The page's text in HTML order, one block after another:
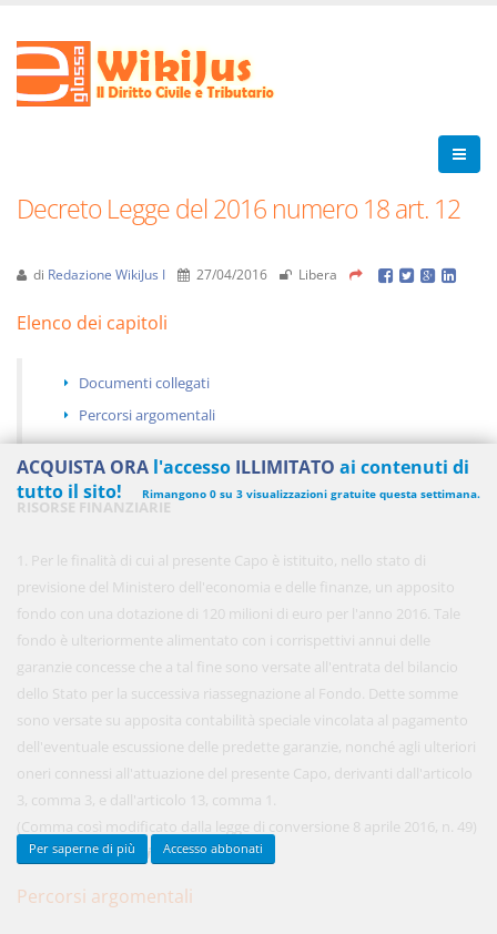
Decreto Legge del 2016 numero 18 art. 12
di Redazione WikiJus I 27/04/2016 Libera
Elenco dei capitoli
Documenti collegati
Percorsi argomentali
RISORSE FINANZIARIE
1. Per le finalità di cui al presente Capo è istituito, nello stato di
previsione del Ministero dell'economia e delle finanze, un apposito
fondo con una dotazione di 120 milioni di euro per l'anno 2016. Tale
fondo è ulteriormente alimentato con i corrispettivi annui delle
garanzie concesse che a tal fine sono versate all'entrata del bilancio
dello Stato per la successiva riassegnazione al Fondo. Dette somme
sono versate su apposita contabilità speciale vincolata al pagamento
dell'eventuale escussione delle predette garanzie, nonché agli ulteriori
oneri connessi all'attuazione del presente Capo, derivanti dall'articolo
3, comma 3, e dall'articolo 13, comma 1.
(Comma così modificato dalla legge di conversione 8 aprile 2016, n. 49)
(Continua per gli Abbonati)
Percorsi argomentali
ACQUISTA ORA l'accesso ILLIMITATO ai contenuti di
tutto il sito!
Rimangono 0 su 3 visualizzazioni gratuite questa settimana.
450,00 € ANNUALI
anziché 570.00€,risparmi il 21%!
Acquista ora
48,00 € MENSILI
Acquista ora
Per saperne di più Accesso abbonati